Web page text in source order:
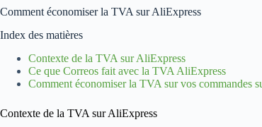
Comment économiser la TVA sur AliExpress
Index des matières
Contexte de la TVA sur AliExpress
Ce que Correos fait avec la TVA AliExpress
Comment économiser la TVA sur vos commandes
Contexte de la TVA sur AliExpress